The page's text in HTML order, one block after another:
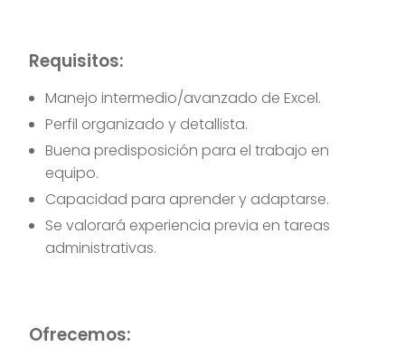
Requisitos:
Manejo intermedio/avanzado de Excel.
Perfil organizado y detallista.
Buena predisposición para el trabajo en
equipo.
Capacidad para aprender y adaptarse.
Se valorará experiencia previa en tareas
administrativas.
Ofrecemos: